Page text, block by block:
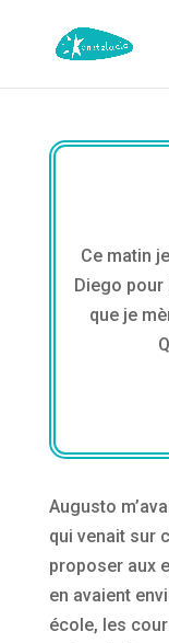
Ce matin
Diego pour
que je
Augusto
qui venait sur
proposer aux
en avaient
école, les